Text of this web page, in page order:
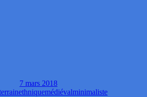
7 mars 2018
ethniquemédiévalminimaliste